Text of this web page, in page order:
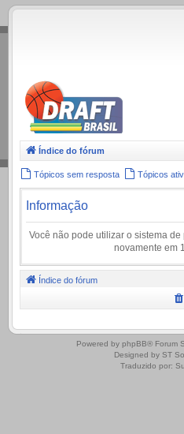
.
Índice do fórum
Tópicos sem resposta Tópicos
Informação
Você não pode utilizar o sistema
novamente em
Índice do fórum
.
Powered by phpBB® Forum
Designed by ST
Traduzido por: